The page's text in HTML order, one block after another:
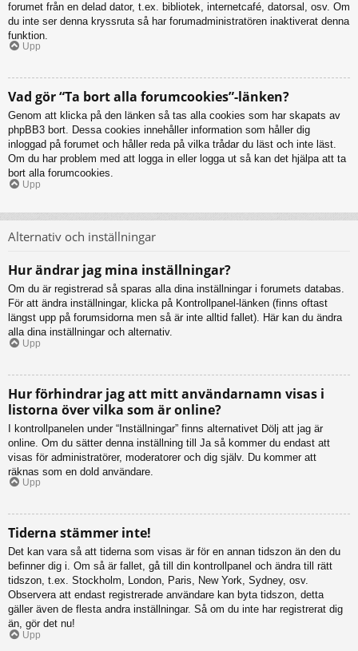
forumet från en delad dator, t.ex. bibliotek, internetcafé, datorsal, osv. Om
du inte ser denna kryssruta så har forumadministratören inaktiverat denna
funktion.
Upp
Vad gör “Ta bort alla forumcookies”-länken?
Genom att klicka på den länken så tas alla cookies som har skapats av
phpBB3 bort. Dessa cookies innehåller information som håller dig
inloggad på forumet och håller reda på vilka trådar du läst och inte läst.
Om du har problem med att logga in eller logga ut så kan det hjälpa att ta
bort alla forumcookies.
Upp
Alternativ och inställningar
Hur ändrar jag mina inställningar?
Om du är registrerad så sparas alla dina inställningar i forumets databas.
För att ändra inställningar, klicka på Kontrollpanel-länken (finns oftast
längst upp på forumsidorna men så är inte alltid fallet). Här kan du ändra
alla dina inställningar och alternativ.
Upp
Hur förhindrar jag att mitt användarnamn visas i
listorna över vilka som är online?
I kontrollpanelen under “Inställningar” finns alternativet Dölj att jag är
online. Om du sätter denna inställning till Ja så kommer du endast att
visas för administratörer, moderatorer och dig själv. Du kommer att
räknas som en dold användare.
Upp
Tiderna stämmer inte!
Det kan vara så att tiderna som visas är för en annan tidszon än den du
befinner dig i. Om så är fallet, gå till din kontrollpanel och ändra till rätt
tidszon, t.ex. Stockholm, London, Paris, New York, Sydney, osv.
Observera att endast registrerade användare kan byta tidszon, detta
gäller även de flesta andra inställningar. Så om du inte har registrerat dig
än, gör det nu!
Upp